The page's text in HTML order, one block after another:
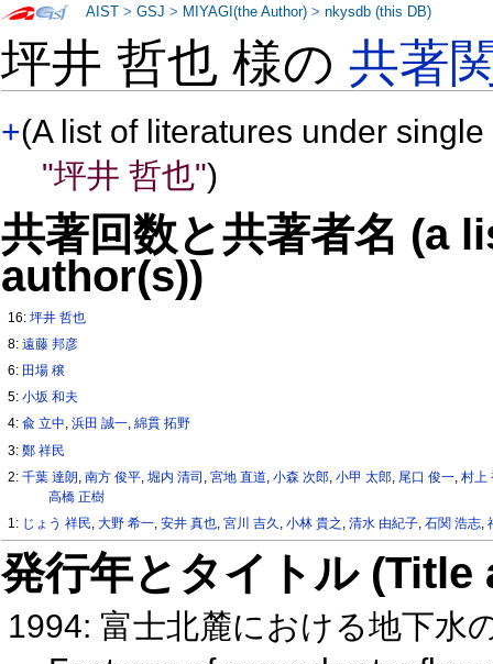
坪井 哲也 様の共著
+(A list of literatures under
"坪井 哲也")
共著回数と共著者名 (a
author(s))
16:坪井 哲也
8:遠藤 邦彦
6: 田場 穣
5:小坂 和夫
4:兪 立中,浜田 誠一,綿貫 拓野
3:鄭 祥民
2:千葉 達朗 ,南方 俊平 ,堀内 清司 ,宮地 直道 ,小森 次郎 ,小甲 太郎 尾口 俊一 ,村上
高橋 正樹
1: じょう 祥民 ,大野 希一 ,安井 真也 ,宮川 吉久 ,小林 貴之 ,清水 由紀子 ,石関 浩志 ,
発行年とタイトル
1994: 富士北麓における地下水
AIST >GSJ > MIYAGI(the Author) >nkysdb (this DB)